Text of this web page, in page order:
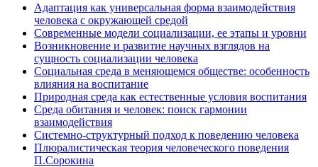
Адаптация как универсальная форма взаимодействия
человека с окружающей средой
Современные модели социализации, ее этапы и уровни
Возникновение и развитие научных взглядов на
сущность социализации человека
Социальная среда в меняющемся обществе: особенность
влияния на воспитание
Природная среда как естественные условия воспитания
Среда обитания и человек: поиск гармонии
взаимодействия
Системно-структурный подход к поведению человека
Плюралистическая теория человеческого поведения
П.Сорокина